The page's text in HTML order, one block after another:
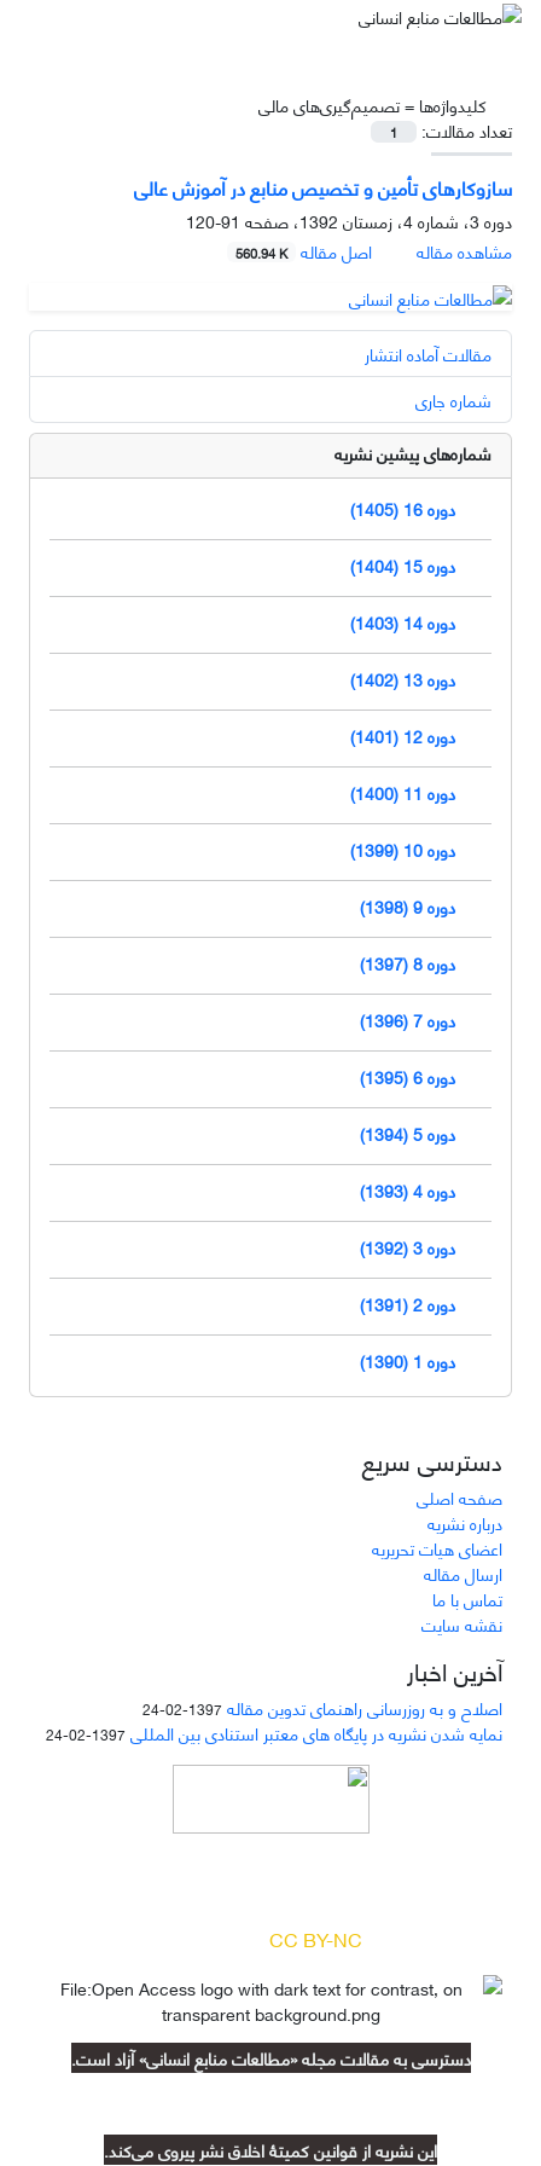
کلیدواژه‌ها =تصمیم‌گیری‌های مالی
تعداد مقالات:
1
سازوکارهای تأمین و تخصیص منابع در آموزش عالی
دوره 3، شماره 4، زمستان 1392، صفحه
91-120
مشاهده مقاله
اصل مقاله 560.94 K
مقالات آماده انتشار
شماره جاری
شماره‌های پیشین نشریه
دوره 16 (1405)
دوره 15 (1404)
دوره 14 (1403)
دوره 13 (1402)
دوره 12 (1401)
دوره 11 (1400)
دوره 10 (1399)
دوره 9 (1398)
دوره 8 (1397)
دوره 7 (1396)
دوره 6 (1395)
دوره 5 (1394)
دوره 4 (1393)
دوره 3 (1392)
دوره 2 (1391)
دوره 1 (1390)
دسترسی سریع
صفحه اصلی
درباره نشریه
اعضای هیات تحریریه
ارسال مقاله
تماس با ما
نقشه سایت
آخرین اخبار
اصلاح و به روزرسانی راهنمای تدوین مقاله 1397-02-24
نمایه شدن نشریه در پایگاه های معتبر استنادی بین المللی 1397-02-24
CC BY-NC
دسترسی به مقالات مجله «مطالعات منابع انسانی» آزاد است.
این نشریه از قوانین کمیتۀ اخلاق نشر پیروی می‌کند.